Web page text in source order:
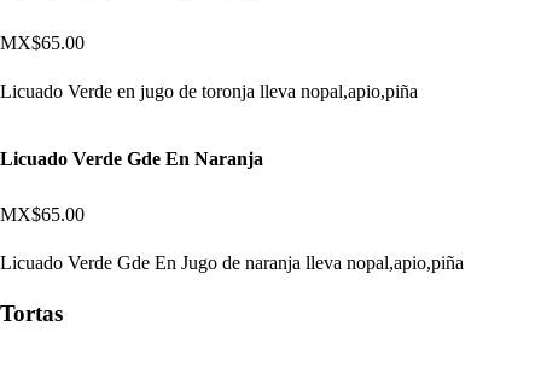
MX$65.00
Licuado Verde en jugo de toronja lleva nopal,apio,piña
Licuado Verde Gde En Naranja
MX$65.00
Licuado Verde Gde En Jugo de naranja lleva nopal,apio,piña
Tortas